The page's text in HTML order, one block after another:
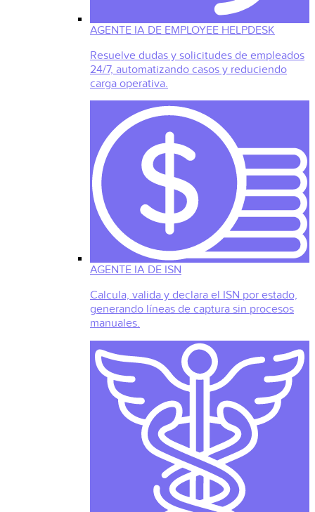
AGENTE IA DE EMPLOYEE HELPDESK
Resuelve dudas y solicitudes de empleados
24/7, automatizando casos y reduciendo
carga operativa.
AGENTE IA DE ISN
Calcula, valida y declara el ISN por estado,
generando líneas de captura sin procesos
manuales.